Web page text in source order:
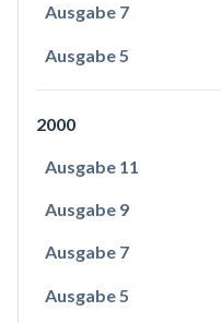
Ausgabe 7
Ausgabe 5
2000
Ausgabe 11
Ausgabe 9
Ausgabe 7
Ausgabe 5